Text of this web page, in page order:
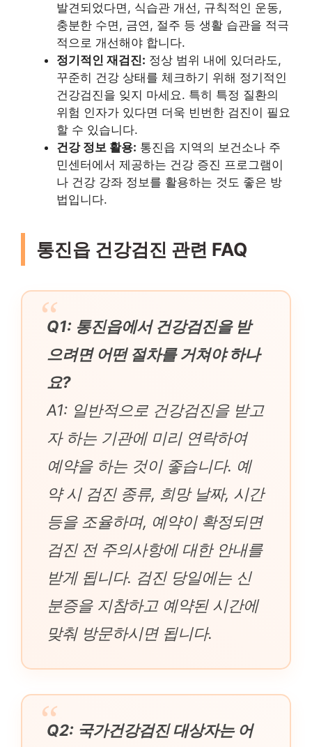
발견되었다면, 식습관 개선, 규칙적인 운동,
충분한 수면, 금연, 절주 등 생활 습관을 적극
적으로 개선해야 합니다.
정기적인 재검진: 정상 범위 내에 있더라도,
꾸준히 건강 상태를 체크하기 위해 정기적인
건강검진을 잊지 마세요. 특히 특정 질환의
위험 인자가 있다면 더욱 빈번한 검진이 필요
할 수 있습니다.
건강 정보 활용: 통진읍 지역의 보건소나 주
민센터에서 제공하는 건강 증진 프로그램이
나 건강 강좌 정보를 활용하는 것도 좋은 방
법입니다.
통진읍 건강검진 관련 FAQ
Q1: 통진읍에서 건강검진을 받
으려면 어떤 절차를 거쳐야 하나
요?
A1: 일반적으로 건강검진을 받고
자 하는 기관에 미리 연락하여
예약을 하는 것이 좋습니다. 예
약 시 검진 종류, 희망 날짜, 시간
등을 조율하며, 예약이 확정되면
검진 전 주의사항에 대한 안내를
받게 됩니다. 검진 당일에는 신
분증을 지참하고 예약된 시간에
맞춰 방문하시면 됩니다.
Q2: 국가건강검진 대상자는 어